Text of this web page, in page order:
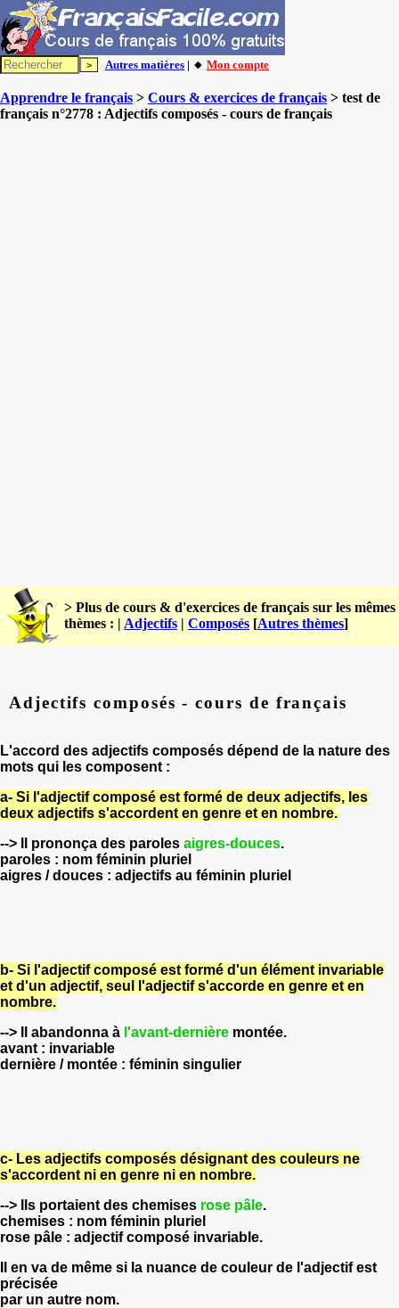
Autres matières | 🔸 Mon compte
Apprendre le français > Cours & exercices de français > test de
français n°2778 : Adjectifs composés - cours de français
> Plus de cours & d'exercices de français sur les mêmes
thèmes : | Adjectifs | Composés [Autres thèmes]
Adjectifs composés - cours de français
L'accord des adjectifs composés dépend de la nature des
mots qui les composent :
a- Si l'adjectif composé est formé de deux adjectifs, les
deux adjectifs s'accordent en genre et en nombre.
--> Il prononça des paroles aigres-douces.
paroles : nom féminin pluriel
aigres / douces : adjectifs au féminin pluriel
b- Si l'adjectif composé est formé d'un élément invariable
et d'un adjectif, seul l'adjectif s'accorde en genre et en
nombre.
--> Il abandonna à l'avant-dernière montée.
avant : invariable
dernière / montée : féminin singulier
c- Les adjectifs composés désignant des couleurs ne
s'accordent ni en genre ni en nombre.
--> Ils portaient des chemises rose pâle.
chemises : nom féminin pluriel
rose pâle : adjectif composé invariable.
Il en va de même si la nuance de couleur de l'adjectif est
précisée
par un autre nom.